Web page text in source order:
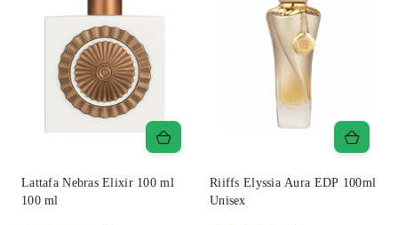
Lattafa Nebras Elixir 100 ml
100 ml
Riiffs Elyssia Aura EDP 100ml
Unisex